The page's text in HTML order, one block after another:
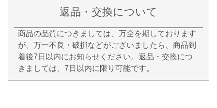
返品・交換について
商品の品質につきましては、万全を期しております
が、万一不良・破損などがございましたら、商品到
着後7日以内にお知らせください。返品・交換につ
きましては、7日以内に限り可能です。